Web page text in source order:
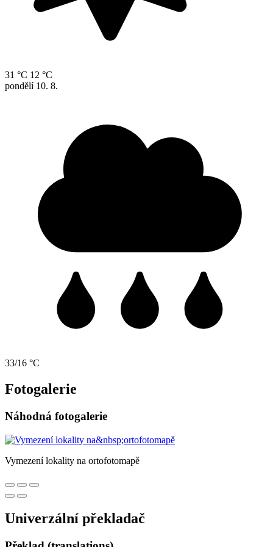
31 °C 12 °C
pondělí 10. 8.
33/16 °C
Fotogalerie
Náhodná fotogalerie
Vymezení lokality na ortofotomapě
Univerzální překladač